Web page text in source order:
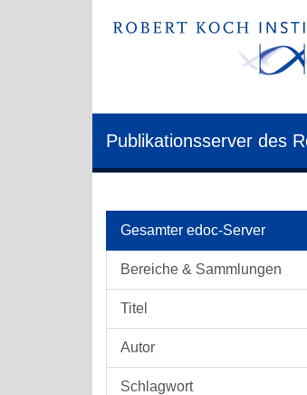
Publikationsserver des
Gesamter edoc-Server
Bereiche & Sammlungen
Titel
Autor
Schlagwort